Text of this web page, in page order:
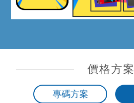
價格方案
專碼方案